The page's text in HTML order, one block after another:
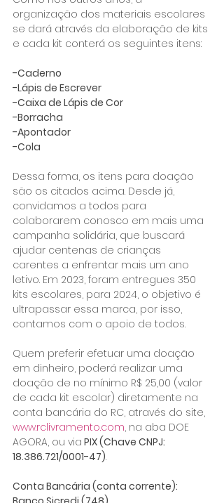
organização dos materiais escolares
se dará através da elaboração de kits
e cada kit conterá os seguintes itens:
-Caderno
-Lápis de Escrever
-Caixa de Lápis de Cor
-Borracha
-Apontador
-Cola
Dessa forma, os itens para doação
são os citados acima. Desde já,
convidamos a todos para
colaborarem conosco em mais uma
campanha solidária, que buscará
ajudar centenas de crianças
carentes a enfrentar mais um ano
letivo. Em 2023, foram entregues 350
kits escolares, para 2024, o objetivo é
ultrapassar essa marca, por isso,
contamos com o apoio de todos.
Quem preferir efetuar uma doação
em dinheiro, poderá realizar uma
doação de no mínimo R$ 25,00 (valor
de cada kit escolar) diretamente na
conta bancária do RC, através do site,
www.rclivramento.com, na aba DOE
AGORA, ou via PIX (Chave CNPJ:
18.386.721/0001-47).
Conta Bancária (conta corrente):